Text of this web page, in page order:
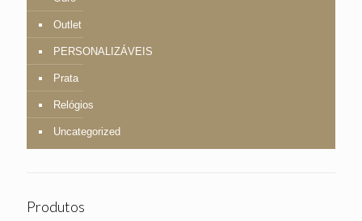
Outlet
PERSONALIZÁVEIS
Prata
Relógios
Uncategorized
Produtos